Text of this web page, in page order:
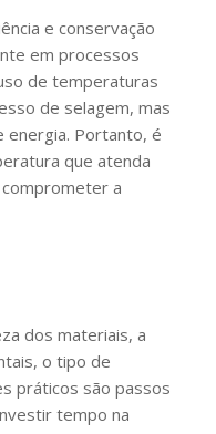
e conservação
em processos
de temperaturas
de selagem, mas
energia. Portanto, é
que atenda
a
dos materiais, a
o tipo de
práticos são passos
tempo na